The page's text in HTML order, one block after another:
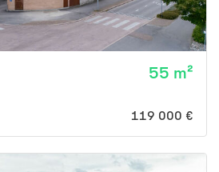
55 m²
119 000 €